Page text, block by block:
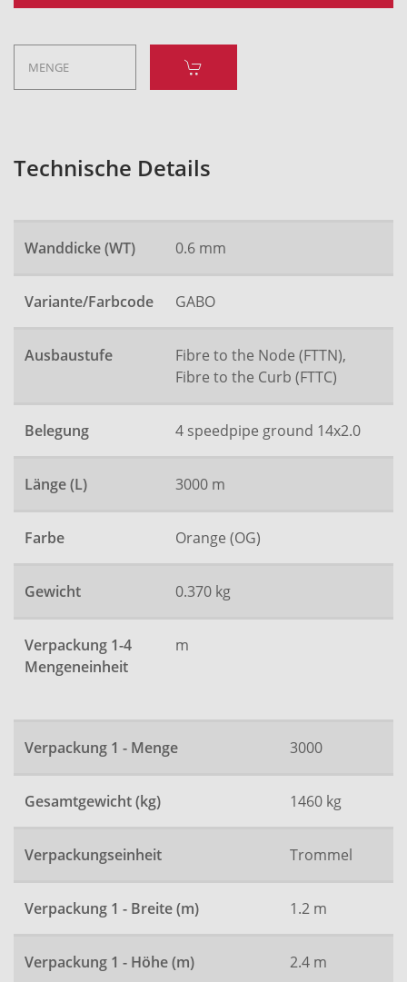
Technische Details
Wanddicke (WT) 0.6 mm
Variante/Farbcode GABO
Ausbaustufe
Fibre to the Node (FTTN),
Fibre to the Curb (FTTC)
Belegung 4 speedpipe ground 14x2.0
Länge (L) 3000 m
Farbe Orange (OG)
Gewicht 0.370 kg
Verpackung 1-4
Mengeneinheit
m
Verpackung 1 - Menge 3000
Gesamtgewicht (kg) 1460 kg
Verpackungseinheit Trommel
Verpackung 1 - Breite (m) 1.2 m
Verpackung 1 - Höhe (m) 2.4 m